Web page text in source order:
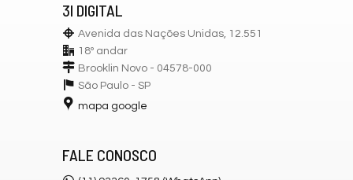
3I DIGITAL
Avenida das Nações Unidas, 12.551
18º andar
Brooklin Novo - 04578-000
São Paulo - SP
mapa google
FALE CONOSCO